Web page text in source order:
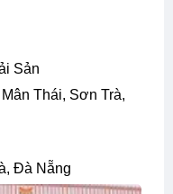
Sản
Đà Nẵng